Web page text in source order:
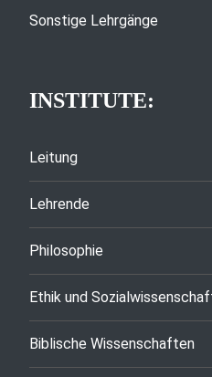
Sonstige Lehrgänge
INSTITUTE:
Leitung
Lehrende
Philosophie
Ethik und
Biblische Wissenschaften